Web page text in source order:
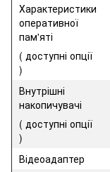
Характеристики
оперативної
пам'яті
( доступні опції
)
Внутрішні
накопичувачі
( доступні опції
)
Відеоадаптер